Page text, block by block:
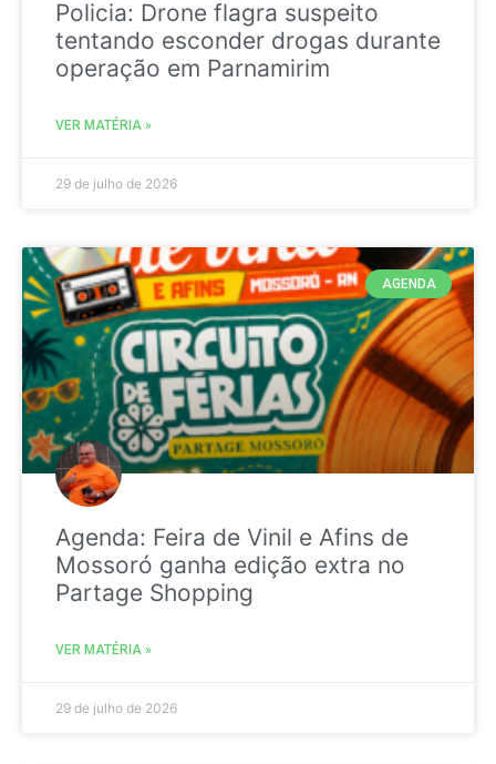
Policia: Drone flagra suspeito
tentando esconder drogas durante
operação em Parnamirim
VER MATÉRIA »
29 de julho de 2026
AGENDA
Agenda: Feira de Vinil e Afins de
Mossoró ganha edição extra no
Partage Shopping
VER MATÉRIA »
29 de julho de 2026